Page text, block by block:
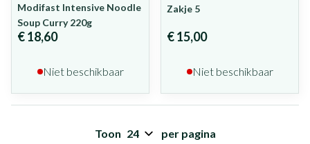
Modifast Intensive Noodle
Soup Curry 220g
€ 18,60
Niet beschikbaar
Zakje 5
€ 15,00
Niet beschikbaar
Toon per pagina